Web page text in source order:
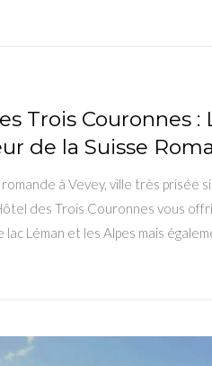
Trois Couronnes :
de la Suisse
romande à Vevey, ville très
des Trois Couronnes vous
lac Léman et les Alpes mais